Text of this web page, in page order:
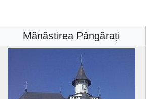
Mănăstirea Pângărați